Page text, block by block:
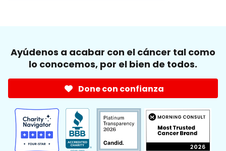
Ayúdenos a acabar con el cáncer tal como
lo conocemos, por el bien de todos.
Done con confianza